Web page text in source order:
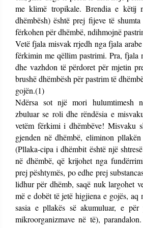
me klimë tropikale. Brendia e këtij
dhëmbësh) është prej fijeve të
fërkohen për dhëmbë, ndihmojnë
Vetë fjala misvak rrjedh nga fjala
fërkimin me qëllim pastrimi. Pra, fjala
dhe vazhdon të përdoret për mjetin
brushë dhëmbësh për pastrim të
gojën.(1)
Ndërsa sot një mori hulumtimesh
zbuluar se roli dhe rëndësia e
vetëm fërkimi i dhëmbëve! Misvaku
gjenden në dhëmbë, eliminon
(Pllaka-cipa i dhëmbit është një
në dhëmbë, që krijohet nga
prej pështymës, po edhe prej
lidhur për dhëmb, saqë nuk largohet
më e dobët të jetë higjiena e gojës, aq
sasia e pllakës së akumuluar, e
mikroorganizmave në të),